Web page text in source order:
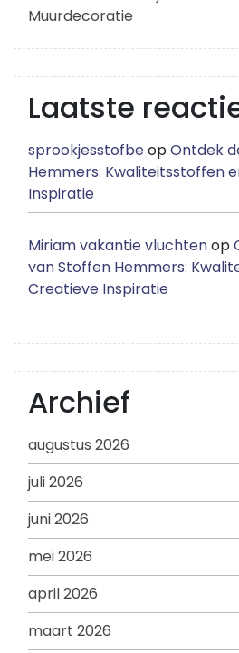
Muurdecoratie
Laatste
sprookjesstofbeopOntdek
Hemmers: Kwaliteitsstoffen
Inspiratie
Miriam vakantie vluchtenop
van Stoffen Hemmers:
Creatieve Inspiratie
Archief
augustus 2026
juli 2026
juni 2026
mei 2026
april 2026
maart 2026